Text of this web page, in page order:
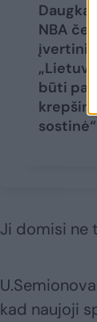
NBA
„Lietuva
būti
krepšinio
sostinė“
Ji domisi ne
kad naujoji